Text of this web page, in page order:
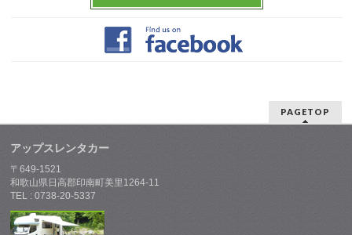
PAGETOP
アップスレンタカー
〒649-1521
和歌山県日高郡印南町美里1264-11
TEL : 0738-20-5337